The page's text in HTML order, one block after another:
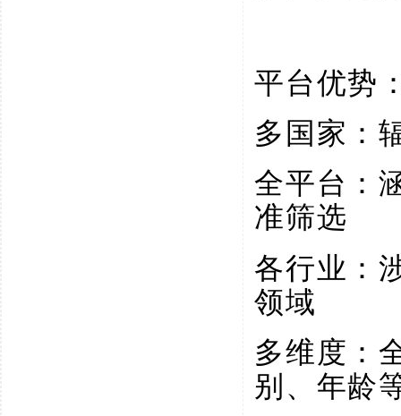
平台优势
多国家：
全平台：
准筛选
各行业：
领域
多维度：
别、年龄